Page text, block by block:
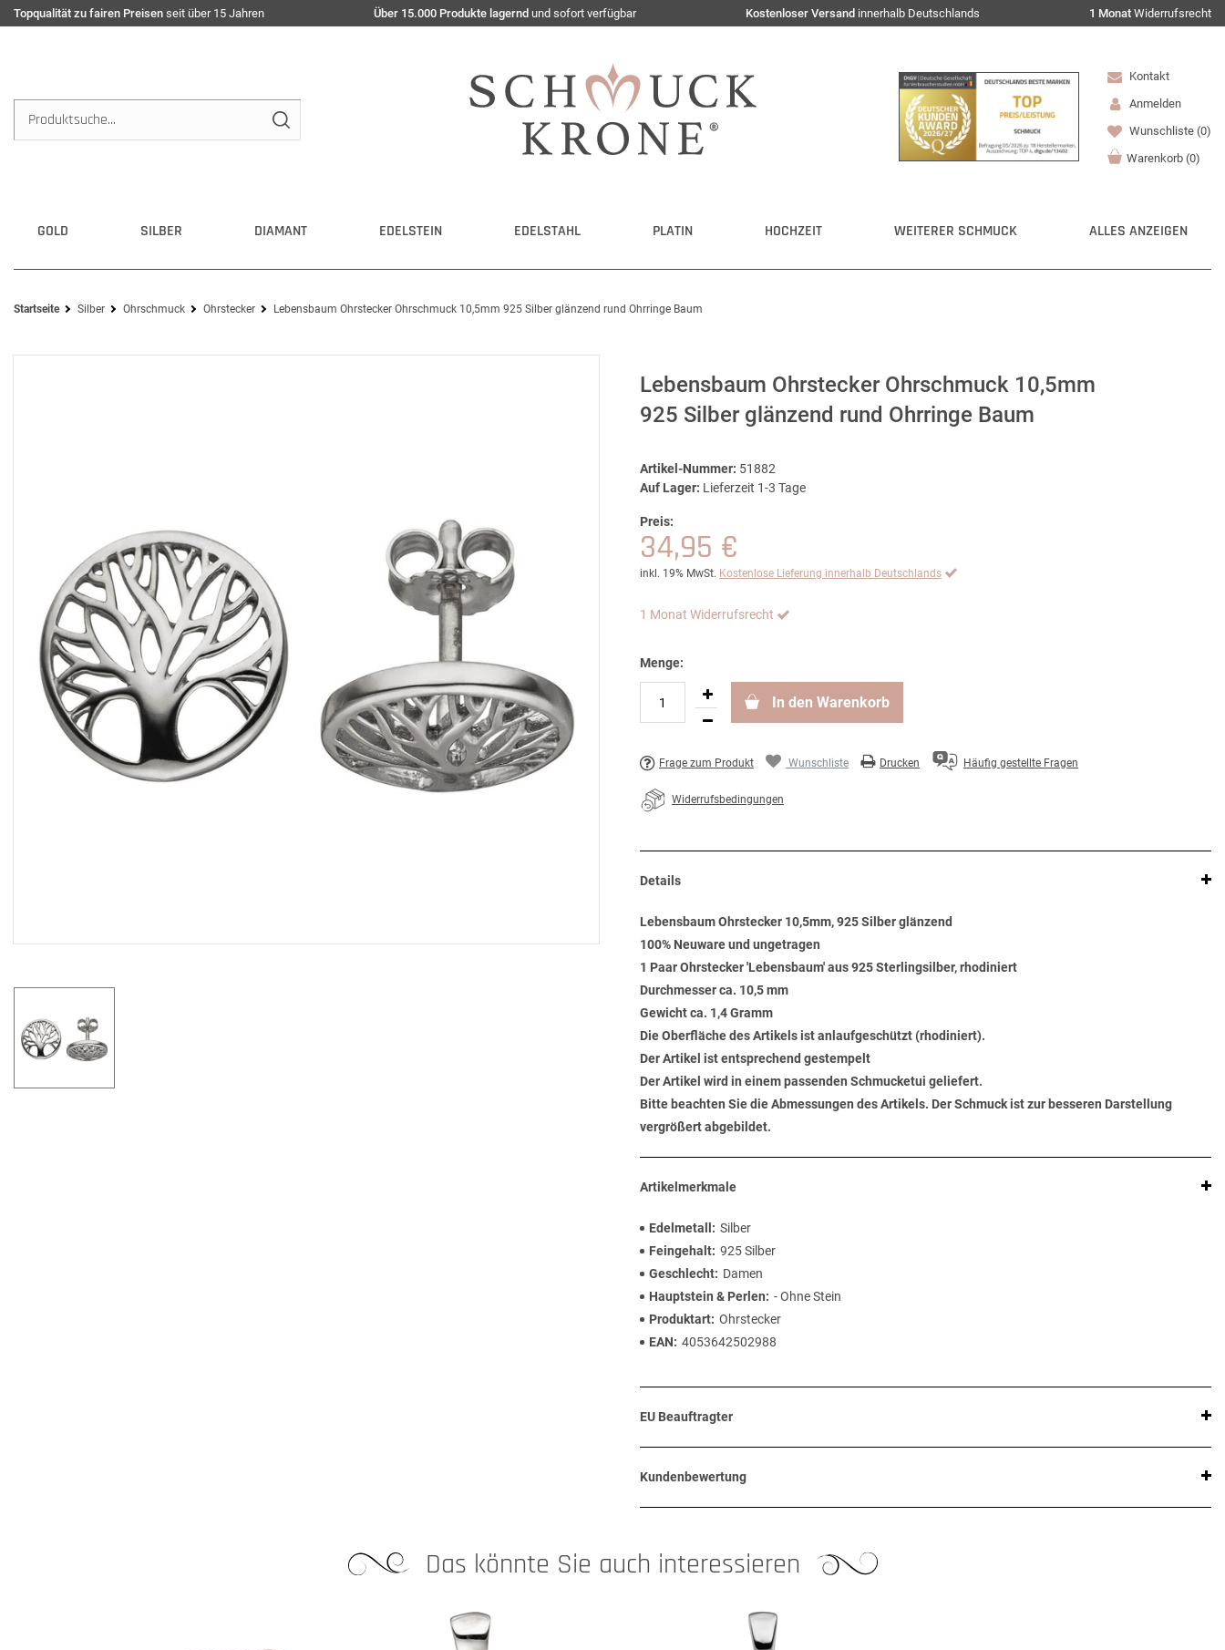
Topqualität zu fairen Preisen seit über 15 Jahren Über 15.000 Produkte lagernd und sofort verfügbar Kostenloser Versand innerhalb Deutschlands 1 Monat Widerrufsrecht
Kontakt
Anmelden
Wunschliste (0)
Warenkorb (0)
GOLD SILBER DIAMANT EDELSTEIN EDELSTAHL PLATIN HOCHZEIT WEITERER SCHMUCK ALLES ANZEIGEN
Startseite Silber Ohrschmuck Ohrstecker Lebensbaum Ohrstecker Ohrschmuck 10,5mm 925 Silber glänzend rund Ohrringe Baum
Lebensbaum Ohrstecker Ohrschmuck 10,5mm
925 Silber glänzend rund Ohrringe Baum
Artikel-Nummer: 51882
Auf Lager: Lieferzeit 1-3 Tage
Preis:
34,95 €
inkl. 19% MwSt. Kostenlose Lieferung innerhalb Deutschlands
1 Monat Widerrufsrecht
Menge:
In den Warenkorb
Frage zum Produkt Wunschliste Drucken Häufig gestellte Fragen
Widerrufsbedingungen
Details
Lebensbaum Ohrstecker 10,5mm, 925 Silber glänzend
100% Neuware und ungetragen
1 Paar Ohrstecker 'Lebensbaum' aus 925 Sterlingsilber, rhodiniert
Durchmesser ca. 10,5 mm
Gewicht ca. 1,4 Gramm
Die Oberfläche des Artikels ist anlaufgeschützt (rhodiniert).
Der Artikel ist entsprechend gestempelt
Der Artikel wird in einem passenden Schmucketui geliefert.
Bitte beachten Sie die Abmessungen des Artikels. Der Schmuck ist zur besseren Darstellung
vergrößert abgebildet.
Artikelmerkmale
Edelmetall
Silber
Feingehalt 925 Silber
Geschlecht
Damen
Hauptstein & Perlen
- Ohne Stein
Produktart Ohrstecker
EAN
4053642502988
EU Beauftragter
Kundenbewertung
Das könnte Sie auch interessieren